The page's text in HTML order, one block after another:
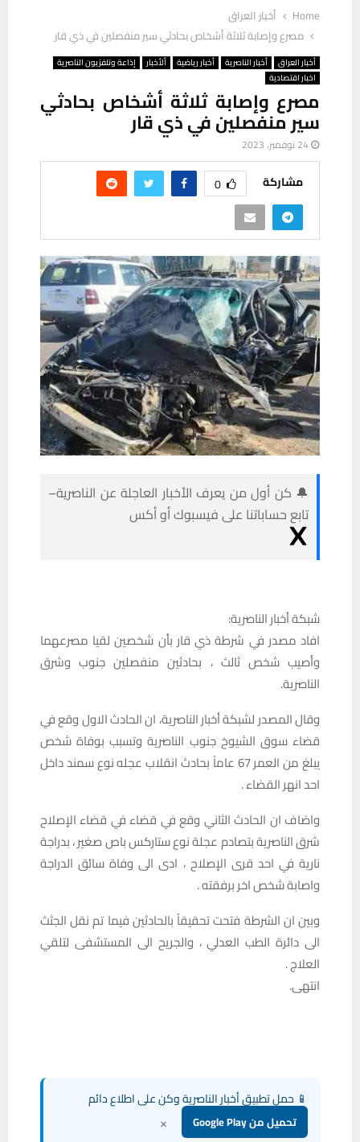
Home
أخبار العراق
مصرع وإصابة ثلاثة أشخاص بحادثي سير منفصلين في ذي قار
أخبار العراق أخبار الناصرية أخبار رياضية ألأخبار
إذاعة وتلفزيون الناصرية
اخبار اقتصادية
مصرع وإصابة ثلاثة أشخاص بحادثي
سير منفصلين في ذي قار
24 نوفمبر، 2023
مشاركة 0
🔔 كن أول من يعرف الأخبار العاجلة عن الناصرية–
تابع حساباتنا على فيسبوك أو أكس
شبكة أخبار الناصرية:
افاد مصدر في شرطة ذي قار بأن شخصين لقيا مصرعهما
وأصيب شخص ثالث ، بحادثين منفصلين جنوب وشرق
الناصرية.
وقال المصدر لشبكة أخبار الناصرية، ان الحادث الاول وقع في
قضاء سوق الشيوخ جنوب الناصرية وتسبب بوفاة شخص
يبلغ من العمر 67 عاماً بحادث انقلاب عجله نوع سمند داخل
احد انهر القضاء .
واضاف ان الحادث الثاني وقع في قضاء في قضاء الإصلاح
شرق الناصرية بتصادم عجلة نوع ستاركس باص صغير ، بدراجة
نارية في احد قرى الإصلاح ، ادى الى وفاة سائق الدراجة
واصابة شخص اخر برفقته .
وبين ان الشرطة فتحت تحقيقاً بالحادثين فيما تم نقل الجثث
الى دائرة الطب العدلي ، والجريح الى المستشفى لتلقي
العلاج .
انتهى.
📱 حمل تطبيق أخبار الناصرية وكن على اطلاع دائم
تحميل من Google Play ×